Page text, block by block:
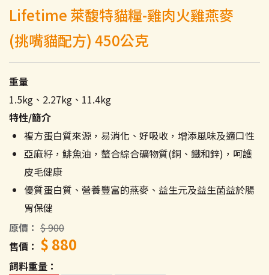
Lifetime 萊馥特貓糧-雞肉火雞燕麥
(挑嘴貓配方) 450公克
重量
1.5kg、2.27kg、11.4kg
特性/簡介
複方蛋白質來源，易消化、好吸收，增添風味及適口性
亞麻籽，鯡魚油，螯合綜合礦物質(銅、鐵和鋅)，呵護
皮毛健康
優質蛋白質、營養豐富的燕麥、益生元及益生菌益於腸
胃保健
原價
$ 900
售價
$ 880
飼料重量